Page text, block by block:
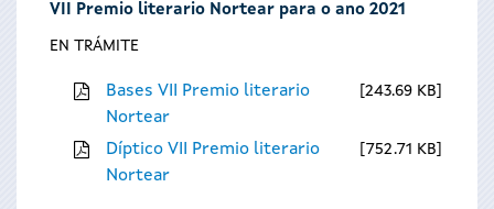
VII Premio literario Nortear para o ano 2021
EN TRÁMITE
Bases VII Premio literario
Nortear
243.69 KB
Díptico VII Premio literario
Nortear
752.71 KB